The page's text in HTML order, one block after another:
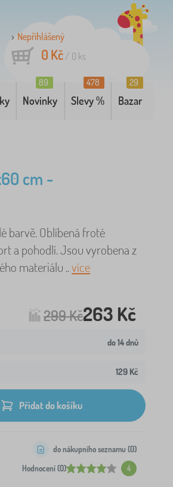
Nepřihlášený
0 Kč/ 0 ks
Novinky
89
Slevy %
478
Bazar
29
cm -
barvě. Oblíbená froté
a pohodlí. Jsou vyrobena z
materiálu ..více
299 Kč263 Kč
do 14 dnů
129 Kč
Přidat do košíku
Hodnocení (0) 4
do nákupního seznamu (0)